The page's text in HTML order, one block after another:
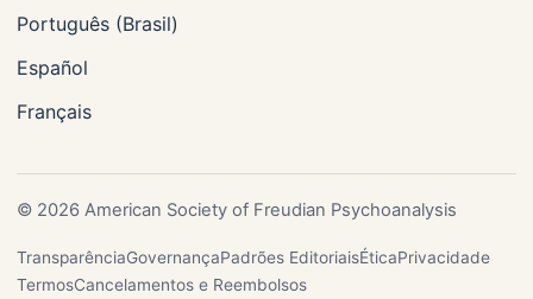
Português (Brasil)
Español
Français
© 2026 American Society of Freudian Psychoanalysis
TransparênciaGovernançaPadrões EditoriaisÉticaPrivacidade
TermosCancelamentos e Reembolsos